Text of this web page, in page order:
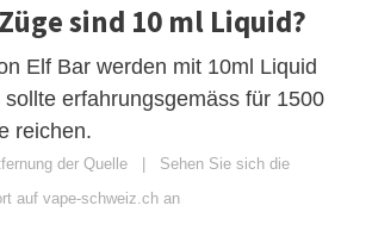
sind 10 ml Liquid?
Elf Bar werden mit 10ml Liquid
erfahrungsgemäss für 1500
reichen.
der Quelle | Sehen Sie sich die
auf vape-schweiz.ch an